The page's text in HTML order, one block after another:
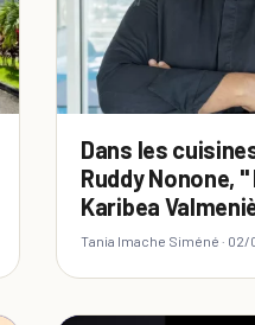
Dans les
Ruddy Nonone,
Karibea
Tania Imache Siméné · 02/